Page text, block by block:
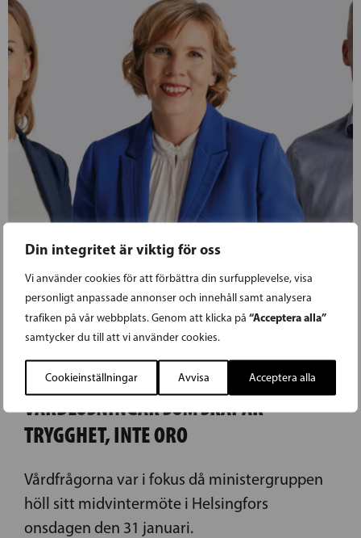
Din integritet är viktig för oss
Vi använder cookies för att förbättra din surfupplevelse, visa
personligt anpassade annonser och innehåll samt analysera
trafiken på vår webbplats. Genom att klicka på “Acceptera alla”
samtycker du till att vi använder cookies.
Cookieinställningar Avvisa Acceptera alla
01.02.2024
SFP:S MINISTERGRUPP: VI BEHÖVER
VÅRDLÖSNINGAR SOM SKAPAR
TRYGGHET, INTE ORO
Vårdfrågorna var i fokus då ministergruppen
höll sitt midvintermöte i Helsingfors
onsdagen den 31 januari.